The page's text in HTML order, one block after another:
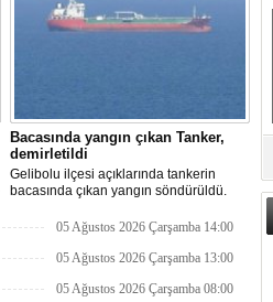
Bacasında yangın çıkan Tanker,
demirletildi
Gelibolu ilçesi açıklarında tankerin
bacasında çıkan yangın söndürüldü.
Sahası'na demirletildi.
05 Ağustos 2026 Çarşamba 14:00
05 Ağustos 2026 Çarşamba 13:00
05 Ağustos 2026 Çarşamba 08:00